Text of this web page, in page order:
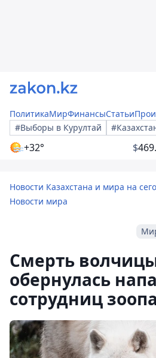
ПолитикаМирФинансыСтатьи
#Выборы в Курултай
+32° $
Новости Казахстана и мира на
Новости мира
Смерть
обернулась
сотрудниц